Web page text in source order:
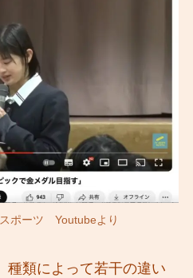
ポーツ Youtubeより
種類によって若干の違い